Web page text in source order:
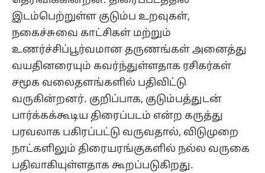
இடம்பெற்றுள்ள குடும்ப உறவுகள்,
நகைச்சுவை காட்சிகள் மற்றும்
உணர்ச்சிப்பூர்வமான தருணங்கள் அனைத்து
வயதினரையும் கவர்ந்துள்ளதாக ரசிகர்கள்
சமூக வலைதளங்களில் பதிவிட்டு
வருகின்றனர். குறிப்பாக, குடும்பத்துடன்
பார்க்கக்கூடிய திரைப்படம் என்ற கருத்து
பரவலாக பகிரப்பட்டு வருவதால், விடுமுறை
நாட்களிலும் திரையரங்குகளில் நல்ல வருகை
பதிவாகியுள்ளதாக கூறப்படுகிறது.